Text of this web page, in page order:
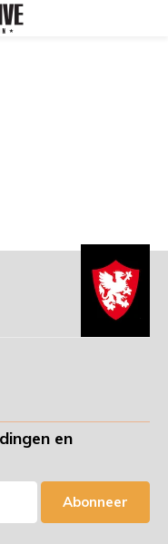
en
Abonneer